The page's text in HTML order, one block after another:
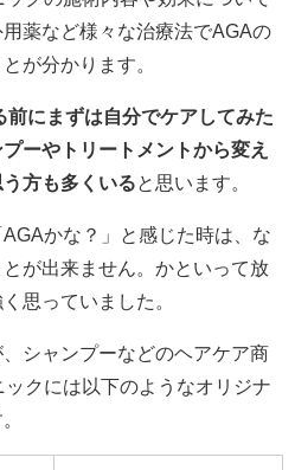
薬など様々な治療法でAGAの
が分かります。
前にまずは自分でケアしてみた
ーやトリートメントから変え
方も多くいると思います。
かな？」と感じた時は、な
が出来ません。かといって放
思っていました。
シャンプーなどのヘアケア商
クには以下のようなオリジナ